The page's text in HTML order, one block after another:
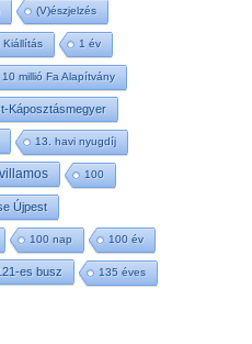
(V)észjelzés
Kiállítás 1 év
10 millió Fa Alapítvány
Káposztásmegyer
13. havi nyugdíj
100
Újpest
100 nap 100 év
es busz 135 éves